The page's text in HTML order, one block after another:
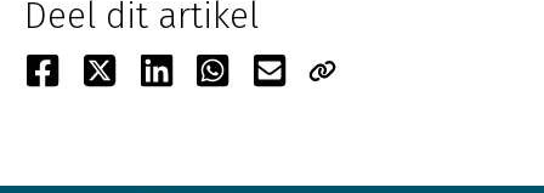
Deel dit artikel